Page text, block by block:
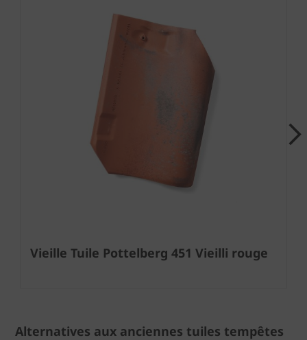
Vieille Tuile Pottelberg 451 Vieilli rouge
Alternatives aux anciennes tuiles tempêtes